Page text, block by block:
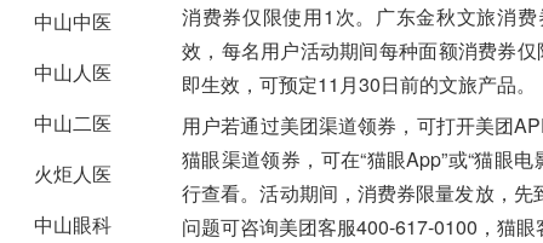
中山中医
中山人医
中山二医
火炬人医
中山眼科
消费券仅限使用1次。广东金秋文旅消
效，每名用户活动期间每种面额消费券
即生效，可预定11月30日前的文旅产品。
用户若通过美团渠道领券，可打开美团
猫眼渠道领券，可在“猫眼App”或“猫眼
行查看。活动期间，消费券限量发放，
问题可咨询美团客服400-617-0100，猫